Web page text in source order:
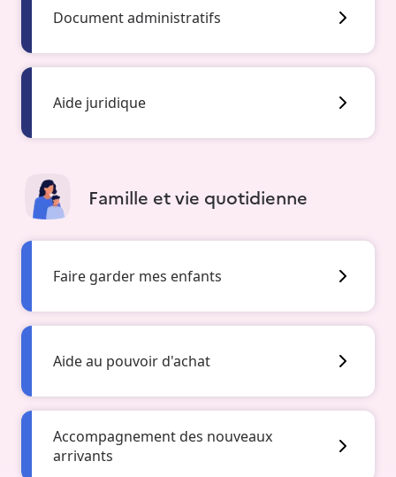
Document administratifs
Aide juridique
Famille et vie quotidienne
Faire garder mes enfants
Aide au pouvoir d'achat
Accompagnement des nouveaux
arrivants